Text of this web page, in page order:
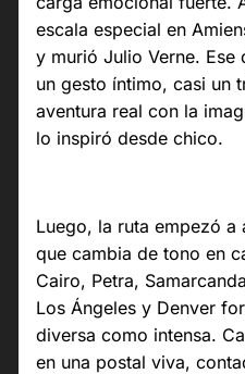
escala especial en
y murió Julio Verne.
un gesto íntimo, casi un
aventura real con la
lo inspiró desde chico.
Luego, la ruta empezó
que cambia de tono en
Cairo, Petra,
Los Ángeles y Denver
diversa como intensa.
en una postal viva,